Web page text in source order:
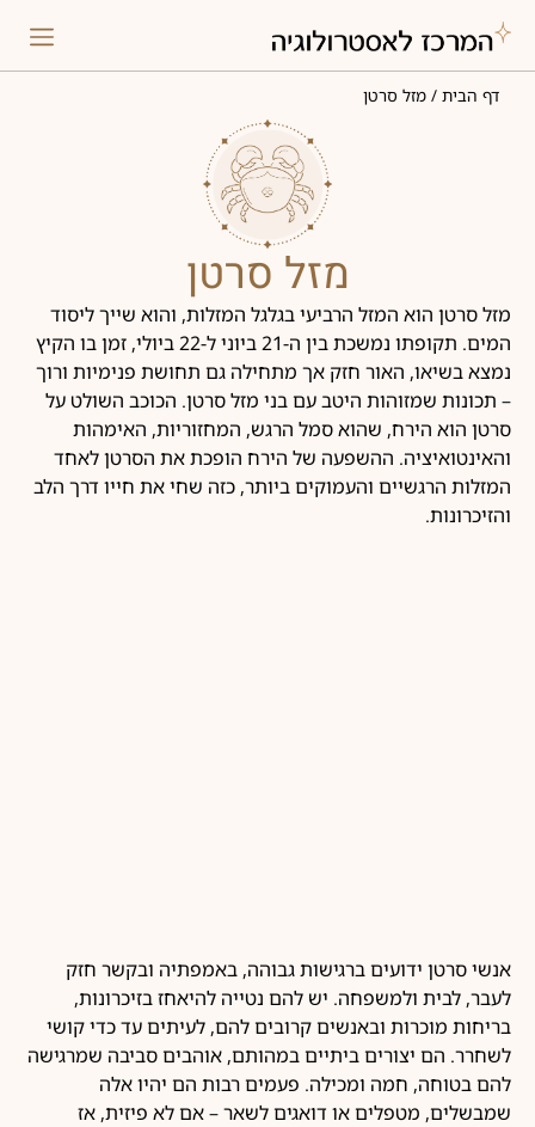
דף הבית / מזל סרטן
מזל סרטן
מזל סרטן הוא המזל הרביעי בגלגל המזלות, והוא שייך ליסוד
המים. תקופתו נמשכת בין ה-21 ביוני ל-22 ביולי, זמן בו הקיץ
נמצא בשיאו, האור חזק אך מתחילה גם תחושת פנימיות ורוך
– תכונות שמזוהות היטב עם בני מזל סרטן. הכוכב השולט על
סרטן הוא הירח, שהוא סמל הרגש, המחזוריות, האימהות
והאינטואיציה. ההשפעה של הירח הופכת את הסרטן לאחד
המזלות הרגשיים והעמוקים ביותר, כזה שחי את חייו דרך הלב
והזיכרונות.
אנשי סרטן ידועים ברגישות גבוהה, באמפתיה ובקשר חזק
לעבר, לבית ולמשפחה. יש להם נטייה להיאחז בזיכרונות,
בריחות מוכרות ובאנשים קרובים להם, לעיתים עד כדי קושי
לשחרר. הם יצורים ביתיים במהותם, אוהבים סביבה שמרגישה
להם בטוחה, חמה ומכילה. פעמים רבות הם יהיו אלה
שמבשלים, מטפלים או דואגים לשאר – אם לא פיזית, אז